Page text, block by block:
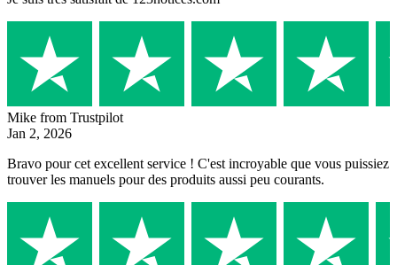
Mike from Trustpilot
Jan 2, 2026
Bravo pour cet excellent service ! C'est incroyable que vous puissiez
trouver les manuels pour des produits aussi peu courants.